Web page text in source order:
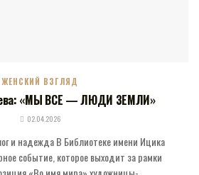
ЖЕНСКИЙ ВЗГЛЯД
«МЫ ВСЕ — ЛЮДИ ЗЕМЛИ»
02.04.2026
и надежда В Библиотеке имени Ицика
событие, которое выходит за рамки